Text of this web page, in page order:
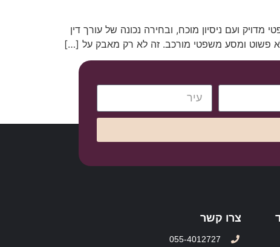
ועם ניסיון מוכח, ובחירה נכונה של עורך דין
לא פשוט ומסע משפטי מורכב. זה לא רק מאבק על […]
צרו קשר
055-4012727